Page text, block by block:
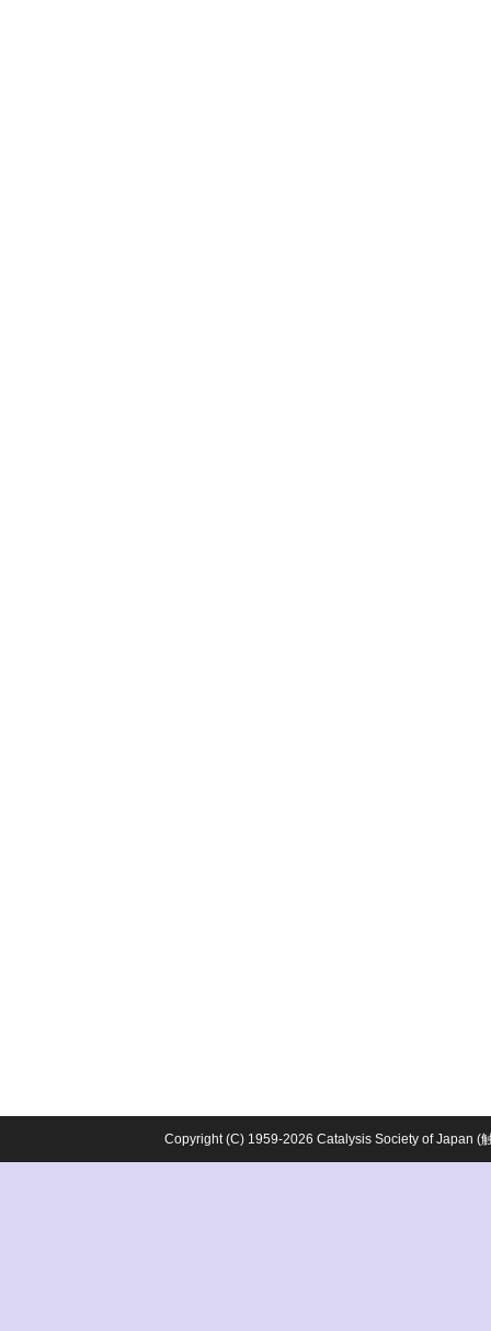
Copyright (C) 1959-2026 Catalysis Society of Japan (